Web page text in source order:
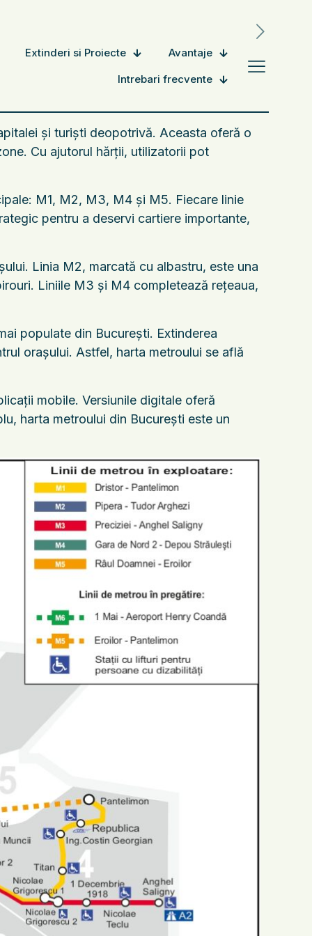
Extinderi si Proiecte
Avantaje
Intrebari frecvente
și turiști deopotrivă. Aceasta oferă o
Cu ajutorul hărții, utilizatorii pot
M1, M2, M3, M4 și M5. Fiecare linie
pentru a deservi cartiere importante,
Linia M2, marcată cu albastru, este una
Liniile M3 și M4 completează rețeaua,
populate din București. Extinderea
orașului. Astfel, harta metroului se află
mobile. Versiunile digitale oferă
harta metroului din București este un